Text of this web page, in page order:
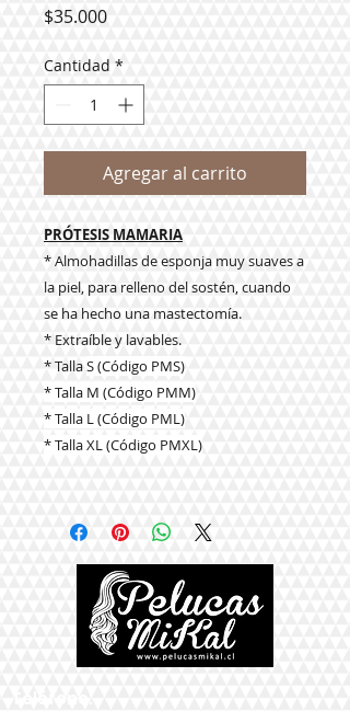
$35.000Precio
Cantidad *
Agregar al carrito
PRÓTESIS MAMARIA
* Almohadillas de esponja muy suaves a
la piel, para relleno del sostén, cuando
se ha hecho una mastectomía.
* Extraíble y lavables.
* TallaS (Código PMS)
* Talla M (Código PMM)
* Talla L (Código PML)
* Talla XL (Código PMXL)